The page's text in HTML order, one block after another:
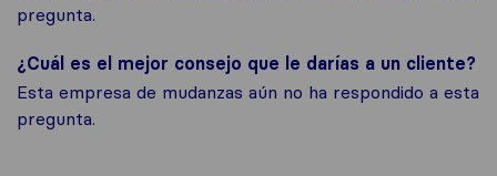
pregunta.
¿Cuál es el mejor consejo que le darías a un cliente?
Esta empresa de mudanzas aún no ha respondido a esta
pregunta.